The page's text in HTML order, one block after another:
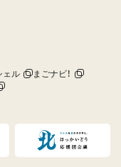
ェル
まごナビ！